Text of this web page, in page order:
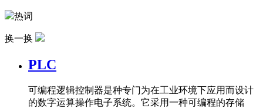
热词
换一换
PLC
可编程逻辑控制器是种专门为在工业环境下应用而设计
的数字运算操作电子系统。它采用一种可编程的存储